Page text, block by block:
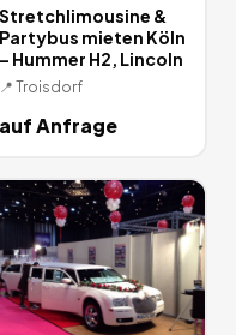
Stretchlimousine &
Partybus mieten Köln
– Hummer H2, Lincoln
📍 Troisdorf
auf Anfrage